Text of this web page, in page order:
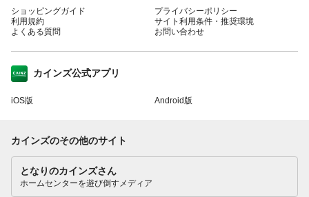
ショッピングガイド
利用規約
よくある質問
プライバシーポリシー
サイト利用条件・推奨環境
お問い合わせ
カインズ公式アプリ
iOS版 Android版
カインズのその他のサイト
となりのカインズさん
ホームセンターを遊び倒すメディア